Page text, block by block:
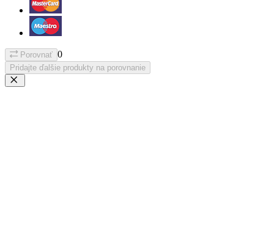
Porovnať 0
Pridajte ďalšie produkty na porovnanie